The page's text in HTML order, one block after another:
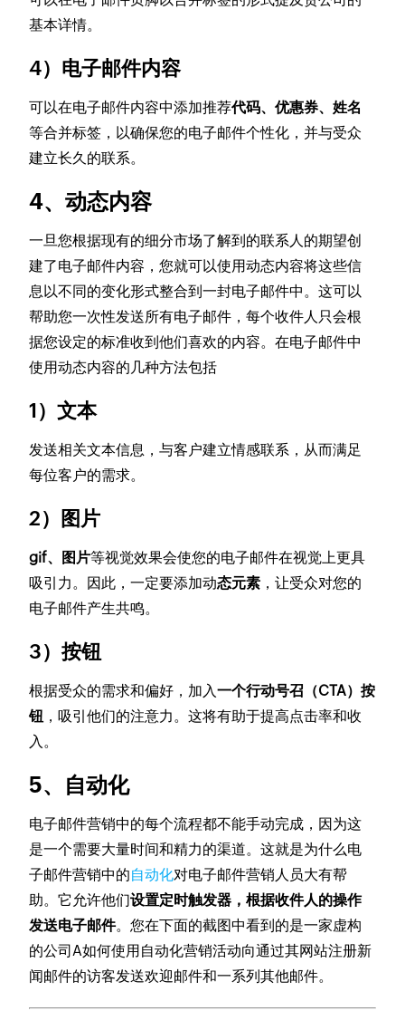
基本详情。
4）电子邮件内容
可以在电子邮件内容中添加推荐代码、优惠券、姓名
等合并标签，以确保您的电子邮件个性化，并与受众
建立长久的联系。
4、动态内容
一旦您根据现有的细分市场了解到的联系人的期望创
建了电子邮件内容，您就可以使用动态内容将这些信
息以不同的变化形式整合到一封电子邮件中。这可以
帮助您一次性发送所有电子邮件，每个收件人只会根
据您设定的标准收到他们喜欢的内容。在电子邮件中
使用动态内容的几种方法包括
1）文本
发送相关文本信息，与客户建立情感联系，从而满足
每位客户的需求。
2）图片
gif、图片等视觉效果会使您的电子邮件在视觉上更具
吸引力。因此，一定要添加动态元素 ，让受众对您的
电子邮件产生共鸣。
3）按钮
根据受众的需求和偏好，加入一个行动号召（CTA）按
钮 ，吸引他们的注意力。这将有助于提高点击率和收
入。
5、自动化
电子邮件营销中的每个流程都不能手动完成，因为这
是一个需要大量时间和精力的渠道。这就是为什么电
子邮件营销中的自动化对电子邮件营销人员大有帮
助。它允许他们设置定时触发器，根据收件人的操作
发送电子邮件。您在下面的截图中看到的是一家虚构
的公司A如何使用自动化营销活动向通过其网站注册新
闻邮件的访客发送欢迎邮件和一系列其他邮件。